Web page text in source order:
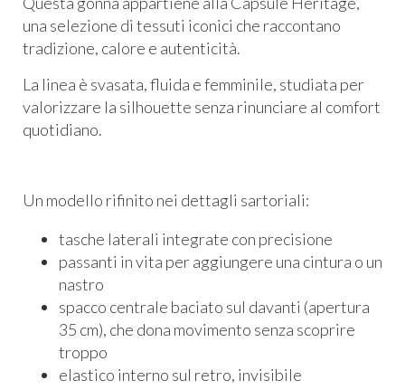
una selezione di tessuti iconici che raccontano
tradizione, calore e autenticità.
La linea è svasata, fluida e femminile, studiata per
valorizzare la silhouette senza rinunciare al comfort
quotidiano.
Un modello rifinito nei dettagli sartoriali:
tasche laterali integrate con precisione
passanti in vita per aggiungere una cintura o un
nastro
spacco centrale baciato sul davanti (apertura
35 cm), che dona movimento senza scoprire
troppo
elastico interno sul retro, invisibile